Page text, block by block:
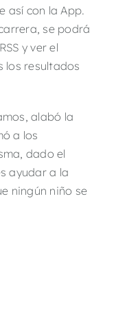
así con la App.
se podrá
y ver el
los resultados
alabó la
a los
dado el
ayudar a la
ningún niño se